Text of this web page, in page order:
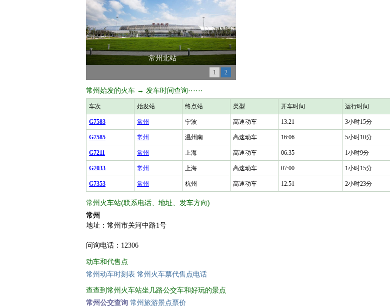
常州北站
1 2
常州始发的火车 → 发车时间查询······
车次 始发站 终点站 类型 开车时间 运行时间
G7583 常州 宁波 高速动车 13:21 3小时15分
G7585 常州 温州南 高速动车 16:06 5小时10分
G7211 常州 上海 高速动车 06:35 1小时9分
G7033 常州 上海 高速动车 07:00 1小时15分
G7353 常州 杭州 高速动车 12:51 2小时23分
常州火车站(联系电话、地址、发车方向)
常州
地址：常州市关河中路1号
问询电话：12306
动车和代售点
常州动车时刻表 常州火车票代售点电话
查查到常州火车站坐几路公交车和好玩的景点
常州公交查询 常州旅游景点票价